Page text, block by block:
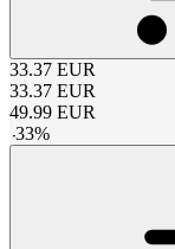
33.37 EUR
33.37 EUR
49.99 EUR
-33%